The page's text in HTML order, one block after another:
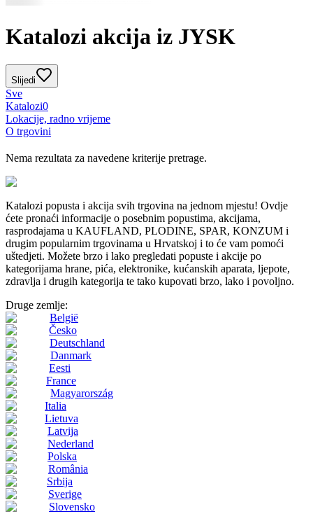
Katalozi akcija iz JYSK
Slijedi
Sve
Katalozi0
Lokacije, radno vrijeme
O trgovini
Nema rezultata za navedene kriterije pretrage.
Katalozi popusta i akcija svih trgovina na jednom mjestu! Ovdje
ćete pronaći informacije o posebnim popustima, akcijama,
rasprodajama u KAUFLAND, PLODINE, SPAR, KONZUM i
drugim popularnim trgovinama u Hrvatskoj i to će vam pomoći
uštedjeti. Možete brzo i lako pregledati popuste i akcije po
kategorijama hrane, pića, elektronike, kućanskih aparata, ljepote,
zdravlja i drugih kategorija te tako kupovati brzo, lako i povoljno.
Druge zemlje:
België
Česko
Deutschland
Danmark
Eesti
France
Magyarország
Italia
Lietuva
Latvija
Nederland
Polska
România
Srbija
Sverige
Slovensko